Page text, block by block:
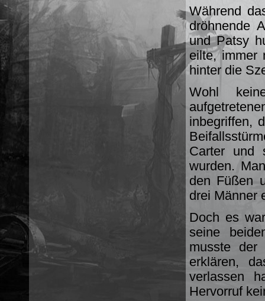
Während
dröhnende
und Patsy
eilte, immer
hinter die
Wohl
inbegriffen,
Carter und
wurden.
den Füßen
drei Männer
Doch es
seine
musste der
erklären,
verlassen
Hervorruf